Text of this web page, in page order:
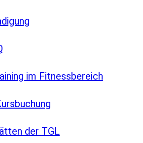
im Fitnessbereich
der TGL